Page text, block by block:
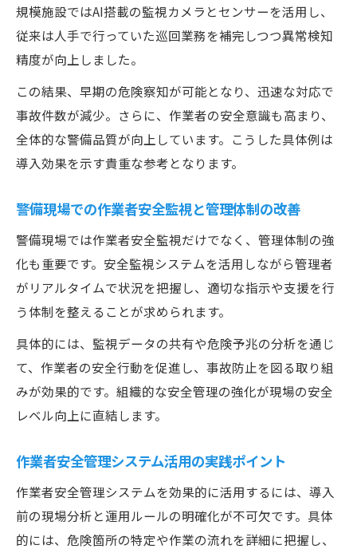
規模施設ではAI搭載の監視カメラとセンサーを活用し、
従来は人手で行っていた巡回業務を補完しつつ異常検知
精度が向上しました。
この結果、早期の危険察知が可能となり、迅速な対応で
事故件数が減少。さらに、作業者の安全意識も高まり、
全体的な警備品質が向上しています。こうした具体例は
導入効果を示す貴重な参考となります。
警備現場での作業者安全監視と管理体制の改善
警備現場では作業者安全監視だけでなく、管理体制の強
化も重要です。安全監視システムを活用しながら管理者
がリアルタイムで状況を把握し、適切な指示や支援を行
う体制を整えることが求められます。
具体的には、監視データの共有や危険予兆の分析を通じ
て、作業者の安全行動を促進し、事故防止を図る取り組
みが効果的です。組織的な安全管理の強化が現場の安全
レベル向上に直結します。
作業者安全管理システム活用の実践ポイント
作業者安全管理システムを効果的に活用するには、導入
前の現場分析と運用ルールの明確化が不可欠です。具体
的には、危険箇所の特定や作業の流れを詳細に把握し、